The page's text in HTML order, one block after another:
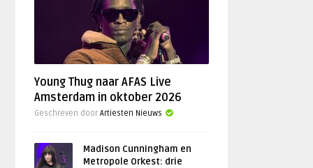
Young Thug naar AFAS Live
Amsterdam in oktober 2026
Geschreven doorArtiesten Nieuws
Madison Cunningham en
Metropole Orkest: drie